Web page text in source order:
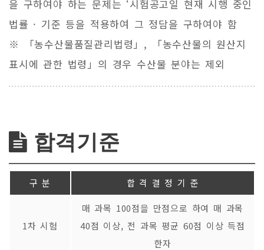
을 구하여야 하는 문제는 ‘시험공고일 현재 시행 중인
법률 · 기준 등을 적용하여 그 정담을 구하여야 함
※ 「농수산물품질관리법령」, 「농수산물의 원산지
표시에 관한 법령」의 경우 수산물 분야는 제외
합격기준
구 분 합 격 결 정 기 준
1차 시험
매 과목 100점을 만점으로 하여 매 과목
40점 이상, 전 과목 평균 60점 이상 득점
한자